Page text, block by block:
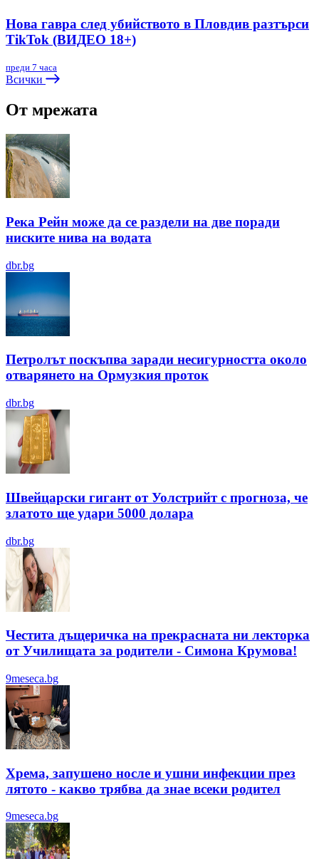
Нова гавра след убийството в Пловдив разтърси
TikTok (ВИДЕО 18+)
преди 7 часа
Всички
От мрежата
Река Рейн може да се раздели на две поради
ниските нива на водата
dbr.bg
Петролът поскъпва заради несигурността около
отварянето на Ормузкия проток
dbr.bg
Швейцарски гигант от Уолстрийт с прогноза, че
златото ще удари 5000 долара
dbr.bg
Честита дъщеричка на прекрасната ни лекторка
от Училищата за родители - Симона Крумова!
9meseca.bg
Хрема, запушено носле и ушни инфекции през
лятотo - какво трябва да знае всеки родител
9meseca.bg